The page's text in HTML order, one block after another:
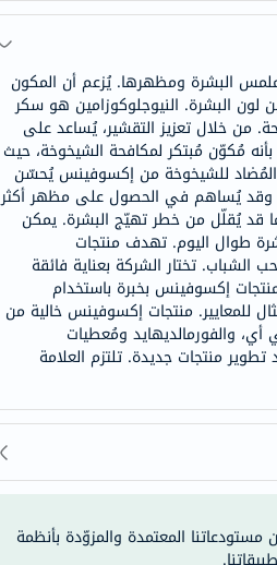
البشرة ومظهرها. يُزعم أن المكون
لون البشرة. النيوجلوكوزامين هو سكر
من خلال تعزيز التقشير، يُساعد على
بأنه مُكوّن مُبتكر لمكافحة الشيخوخة، حيث
والمُضاد للشيخوخة من إكسوفينس يُحسّن
وقد يُساهم في الحصول على مظهر أكثر
قد يُقلّل من خطر تهيّج البشرة. يمكن
طوال اليوم. تهدف منتجات
تختار الشركة بعناية فائقة
إكسوفينس بخبرة باستخدام
للمعايير. منتجات إكسوفينس خالية من
أي، والفورمالديهايد ومُعطيات
منتجات جديدة. تلتزم العلامة
المعتمدة والمزوّدة بأنظمة